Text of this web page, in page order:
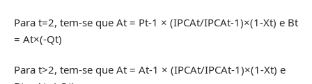
Para t=2, tem-se que At = Pt-1 × (IPCAt/IPCAt-1)×(1-Xt) e Bt
= At×(-Qt)
Para t>2, tem-se que At = At-1 × (IPCAt/IPCAt-1)×(1-Xt) e